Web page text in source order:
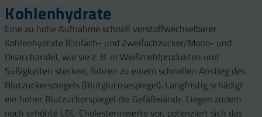
Kohlenhydrate
Eine zu hohe Aufnahme schnell verstoffwechselbarer
Kohlenhydrate (Einfach- und Zweifachzucker/Mono- und
Disaccharide), wie sie z. B. in Weißmehlprodukten und
Süßigkeiten stecken, führen zu einem schnellen Anstieg des
Blutzuckerspiegels (Blutglucosespiegel). Langfristig schädigt
ein hoher Blutzuckerspiegel die Gefäßwände. Liegen zudem
noch erhöhte LDL-Cholesterinwerte vor, potenziert sich das